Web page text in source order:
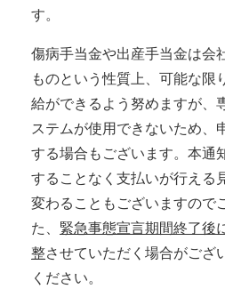
す。
傷病手当金や出産手当金は会
ものという性質上、可能な限
給ができるよう努めますが、
ステムが使用できないため、
する場合もございます。本通
することなく支払いが行える
変わることもございますので
た、 緊急事態宣言期間終了後
整させていただく場合がござ
ください。